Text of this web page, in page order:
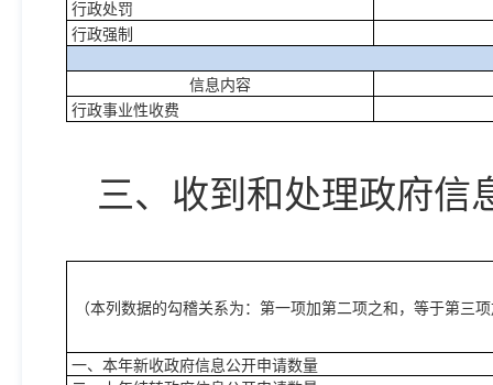
行政处罚
行政强制
信息内容
行政事业性收费
三、收到和处理政府信
（本列数据的勾稽关系为：第一项加第二项之和，等于第三
一、本年新收政府信息公开申请数量